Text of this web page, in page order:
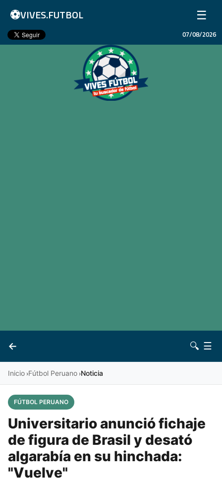
⚽VIVES.FUTBOL ☰
Inicio
07/08/2026
←
Vives 🔍 ☰
Inicio ›Fútbol Peruano ›Noticia
FÚTBOL PERUANO
Universitario anunció fichaje
de figura de Brasil y desató
algarabía en su hinchada:
"Vuelve"